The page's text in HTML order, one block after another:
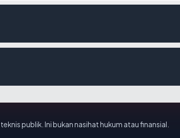
publik. Ini bukan nasihat hukum atau finansial.